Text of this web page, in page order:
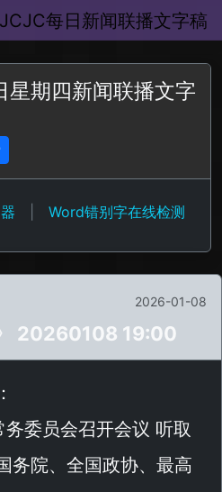
JCJC每日新闻联播文字稿
期四新闻联播文字
Word错别字在线检测
2026-01-08
20260108 19:00
务委员会召开会议 听取
务院、全国政协、最高